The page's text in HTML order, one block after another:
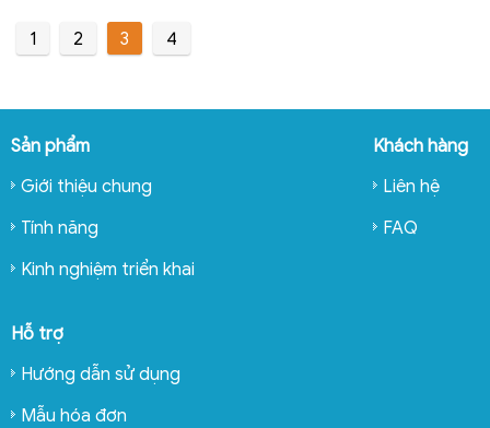
1 2 3 4
Sản phẩm
Giới thiệu chung
Tính năng
Kinh nghiệm triển khai
Khách hàng
Liên hệ
FAQ
Hỗ trợ
Hướng dẫn sử dụng
Mẫu hóa đơn